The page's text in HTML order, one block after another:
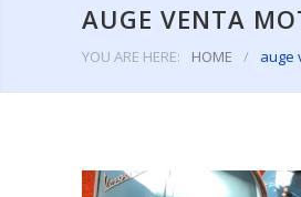
AUGE VENTA
YOU ARE HERE: HOME / auge